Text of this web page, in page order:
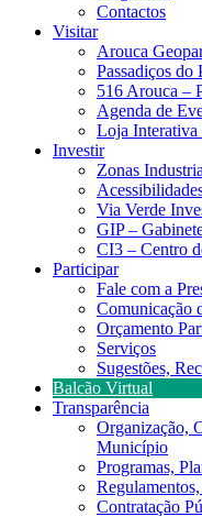
Contactos
Visitar
Arouca
Passadiços do
516 Arouca –
Agenda de
Loja Interativa
Investir
Zonas
Via Verde
GIP –
CI3 – Centro
Participar
Fale com a
Comunicação
Orçamento
Serviços
Sugestões,
Balcão Virtual
Transparência
Organização,
Município
Programas,
Contratação